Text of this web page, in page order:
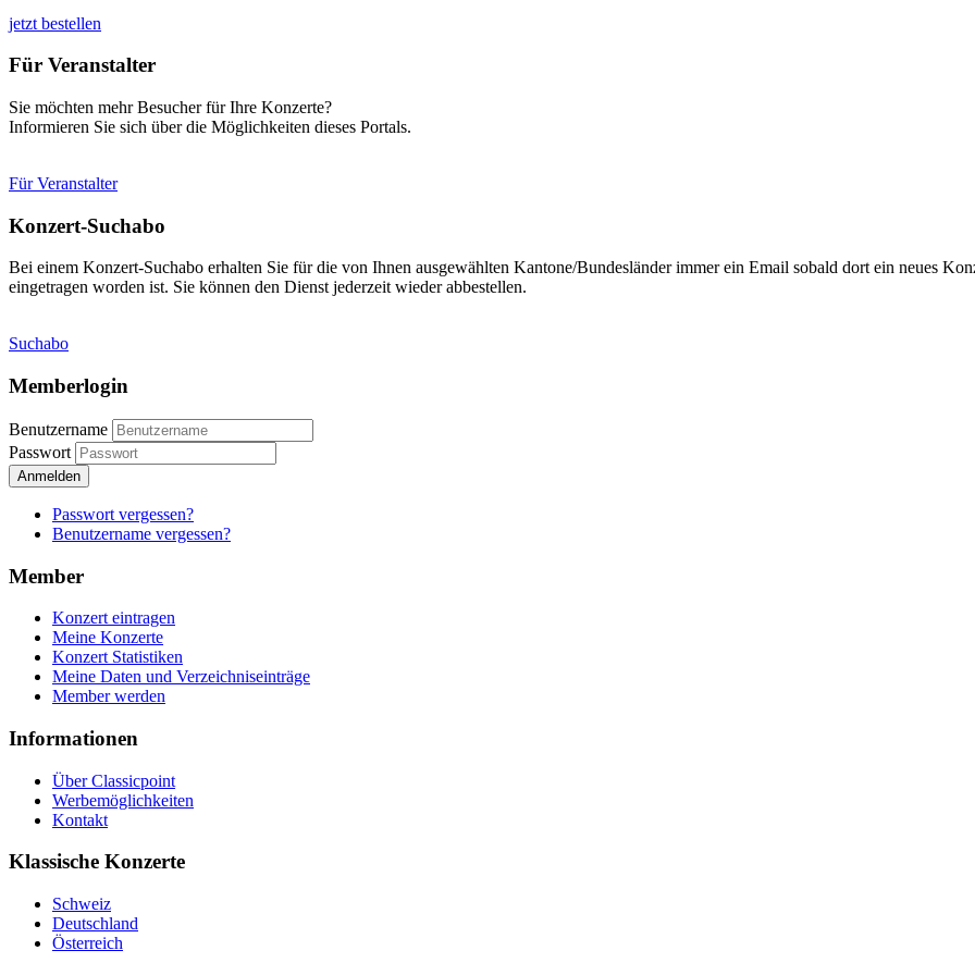
jetzt bestellen
Für Veranstalter
Sie möchten mehr Besucher für Ihre Konzerte?
Informieren Sie sich über die Möglichkeiten dieses Portals.
Für Veranstalter
Konzert-Suchabo
Bei einem Konzert-Suchabo erhalten Sie für die von Ihnen ausgewählten Kantone/Bundesländer immer ein Email sobald dort ein neues
eingetragen worden ist. Sie können den Dienst jederzeit wieder abbestellen.
Suchabo
Memberlogin
Benutzername
Passwort
Anmelden
Passwort vergessen?
Benutzername vergessen?
Member
Konzert eintragen
Meine Konzerte
Konzert Statistiken
Meine Daten und Verzeichniseinträge
Member werden
Informationen
Über Classicpoint
Werbemöglichkeiten
Kontakt
Klassische Konzerte
Schweiz
Deutschland
Österreich